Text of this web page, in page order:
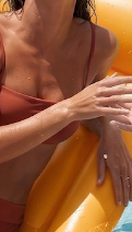
Entrega gratis
pedidos
40€